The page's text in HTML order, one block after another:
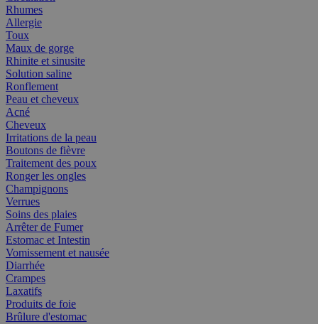
Rhumes
Allergie
Toux
Maux de gorge
Rhinite et sinusite
Solution saline
Ronflement
Peau et cheveux
Acné
Cheveux
Irritations de la peau
Boutons de fièvre
Traitement des poux
Ronger les ongles
Champignons
Verrues
Soins des plaies
Arrêter de Fumer
Estomac et Intestin
Vomissement et nausée
Diarrhée
Crampes
Laxatifs
Produits de foie
Brûlure d'estomac